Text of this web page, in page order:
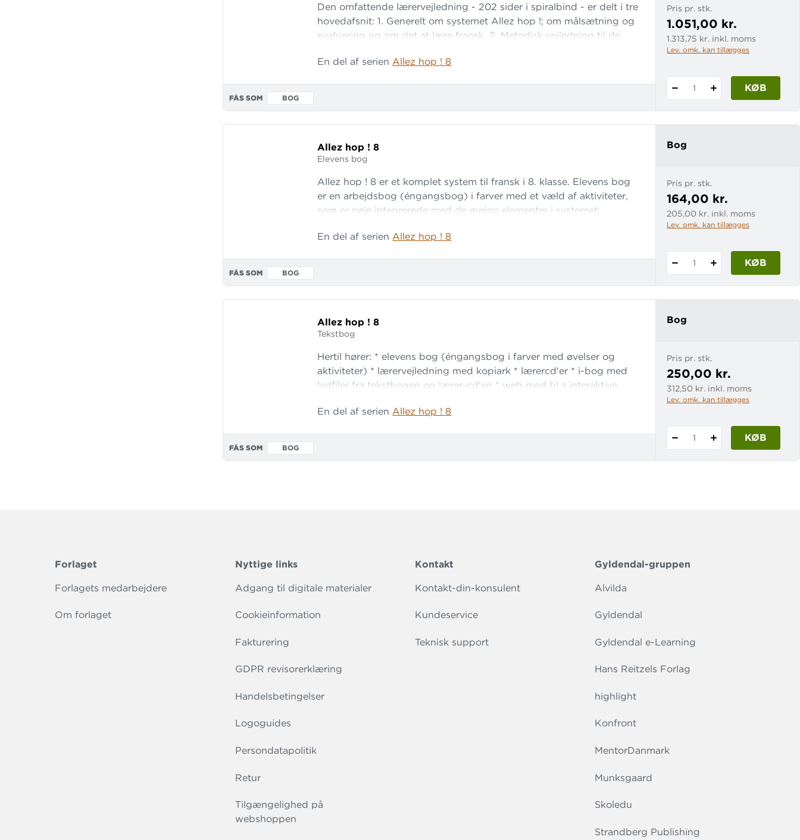
Den omfattende lærervejledning - 202 sider i spiralbind - er delt i tre
hovedafsnit: 1. Generelt om systemet Allez hop !; om målsætning og
evaluering og om det at lære fransk. 2. Metodisk vejledning til de
praktiske brug af og samspillet mellem systemets elementer:
En del af serienAllez hop ! 8
FÅS SOM BOG
Pris pr. stk.
1.051,00 kr.
1.313,75 kr. inkl. moms
Lev. omk. kan tillægges
1 KØB
Allez hop ! 8
Elevens bog
Allez hop ! 8 er et komplet system til fransk i 8. klasse. Elevens bog
er en arbejdsbog (éngangsbog) i farver med et væld af aktiviteter,
som er nøje integrerede med de øvrige elementer i systemet:
(sæt à to cd'er). Endvidere er der en hjemmeside
En del af serienAllez hop ! 8
FÅS SOM BOG
Bog
Pris pr. stk.
164,00 kr.
205,00 kr. inkl. moms
Lev. omk. kan tillægges
1 KØB
Allez hop ! 8
Tekstbog
Hertil hører: * elevens bog (éngangsbog i farver med øvelser og
aktiviteter) * lærervejledning med kopiark * lærercd'er * i-bog med
lydfiler fra tekstbogen og lærer-cd'en * web med bl.a interaktive
En del af serienAllez hop ! 8
FÅS SOM BOG
Bog
Pris pr. stk.
250,00 kr.
312,50 kr. inkl. moms
Lev. omk. kan tillægges
1 KØB
Forlaget
Forlagets medarbejdere
Om forlaget
Nyttige links
Adgang til digitale materialer
Cookieinformation
Fakturering
GDPR revisorerklæring
Handelsbetingelser
Logoguides
Persondatapolitik
Retur
Tilgængelighed på
webshoppen
Kontakt
Kontakt-din-konsulent
Kundeservice
Teknisk support
Gyldendal-gruppen
Alvilda
Gyldendal
Gyldendal e-Learning
Hans Reitzels Forlag
highlight
Konfront
MentorDanmark
Munksgaard
Skoledu
Strandberg Publishing